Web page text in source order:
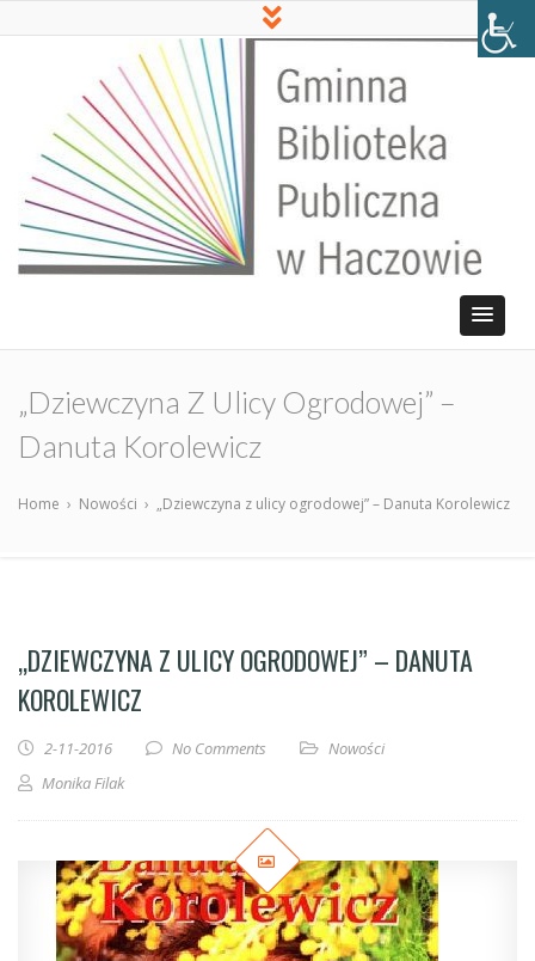
„Dziewczyna Z Ulicy Ogrodowej” –
Danuta Korolewicz
Home › Nowości › „Dziewczyna z ulicy ogrodowej” – Danuta Korolewicz
„DZIEWCZYNA Z ULICY OGRODOWEJ” – DANUTA
KOROLEWICZ
2-11-2016 No Comments
Nowości
Monika Filak